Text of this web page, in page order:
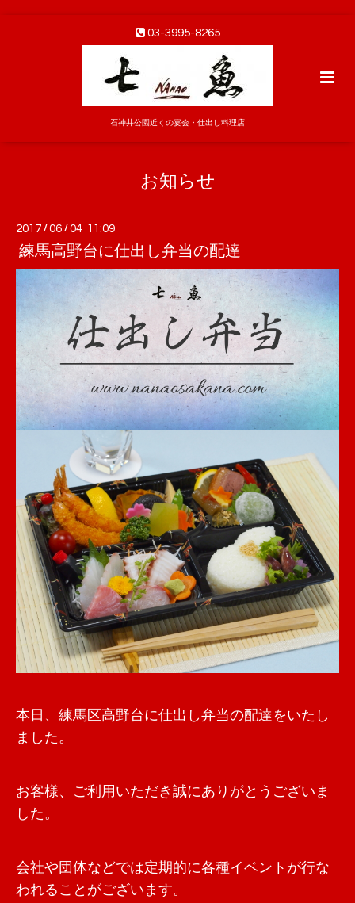
03-3995-8265
石神井公園近くの宴会・仕出し料理店
お知らせ
2017 /06 /04 11:09
練馬高野台に仕出し弁当の配達
本日、練馬区高野台に仕出し弁当の配達をいたし
ました。
お客様、ご利用いただき誠にありがとうございま
した。
会社や団体などでは定期的に各種イベントが行な
われることがございます。